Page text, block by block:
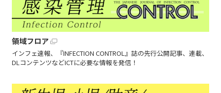
領域フロア
インフェ速報、『INFECTION CONTROL』誌の先行公開記事、連載、
DLコンテンツなどICTに必要な情報を発信！